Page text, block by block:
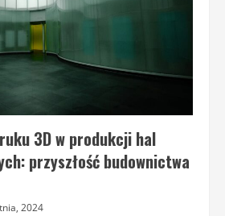
3D w produkcji hal
przyszłość budownictwa
2024